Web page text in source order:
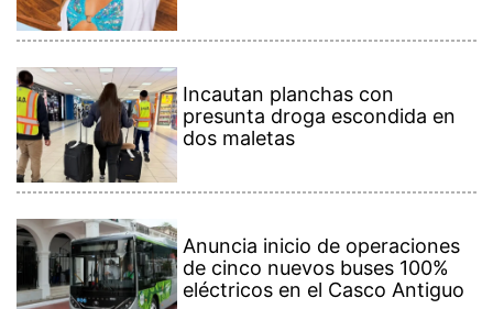
Incautan planchas con
presunta droga escondida en
dos maletas
Anuncia inicio de operaciones
de cinco nuevos buses 100%
eléctricos en el Casco Antiguo